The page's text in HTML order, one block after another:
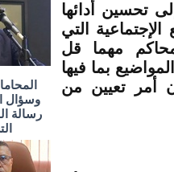
وسؤال
رسالة
تحسين أدائها
التي
مهما قل
بما فيها
أمر تعيين من